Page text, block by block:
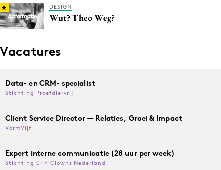
DESIGN
Wut? Theo Weg?
Vacatures
Data- en CRM- specialist
Stichting Proefdiervrij
Client Service Director — Relaties, Groei & Impact
VormVijf
Expert interne communicatie (28 uur per week)
Stichting CliniClowns Nederland